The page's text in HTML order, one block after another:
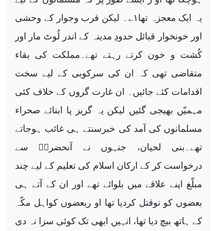
یہ ایک معجزہ تھا۱؎۔ لیکن قرب وجوار کے وحشی
اور خونخوار قبائل حدودِ مدینہ کے اندر لُوٹ مار اور
کُشت و خون کرتے رہتے تھے۔مملکت کی بقاء
متقاضی تھی کہ ان کی سرکوبی کے لیے سخت
اقدامات کئے جائیں۔ ان غارت گروں کے خلاف کئی
مہمیّں بھیجی گئیں لیکن یہ گریز پا ابنائے صحراء
مسلمانوں کی آمد کی خبرسنتے ہی غائب ہوجاتے
تھے۔بنی لحیان، جنہوں نے آنحضرتؐ سے
درخواست کر کے ارکان اسلام کی تعلیم کے لیے چند
مبلّغ اپنے علاقے میں بلوائے تھے اور ان کے آتے ہی
بعضوں کو توقتل کردیا تھا او ربعضوں کواہل مکّہ
کے ہاتھ بیچ دیا تھا، انہیں ابھی تک کوئی سزا نہ دی